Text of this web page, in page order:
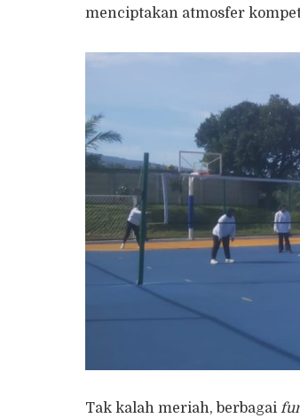
menciptakan atmosfer
Tak kalah meriah, berbagai